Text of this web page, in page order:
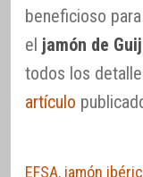
beneficioso
el jamón de
todos los
artículo
EFSA, jamón